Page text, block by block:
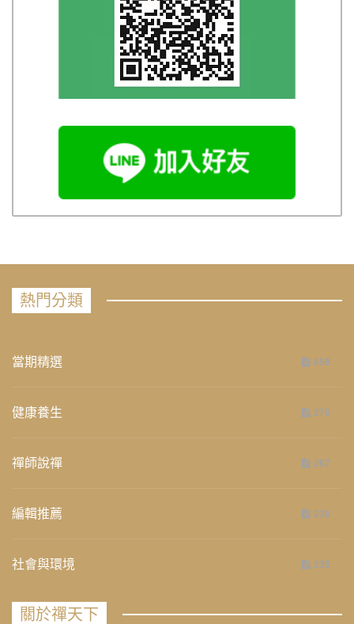
熱門分類
當期精選 658
健康養生 276
禪師說禪 267
編輯推薦 236
社會與環境 235
關於禪天下